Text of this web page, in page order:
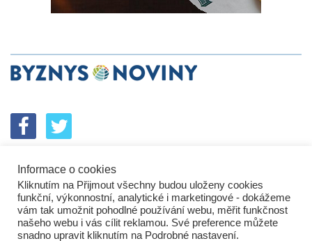
SPOLUPRÁCE PODPORA
ENERGETICKÝ SROVNÁVAČ
KORPORÁTNÍ BROUCI
PROBLÉMY FIREM
KOMUNIKAČNÍ PŘEŠLAPY
NEJHORŠÍ FIRMY
NEJLEPŠÍ FIRMY
IN&S PROJEKTY
SROVNÁVAČ
DEVELOPERSKÁ DYSTOPIE KOMENTÁŘE
Informace o cookies
Kliknutím na Přijmout všechny budou uloženy cookies
funkční, výkonnostní, analytické i marketingové - dokážeme
vám tak umožnit pohodlné používání webu, měřit funkčnost
našeho webu i vás cílit reklamou. Své preference můžete
snadno upravit kliknutím na Podrobné nastavení.